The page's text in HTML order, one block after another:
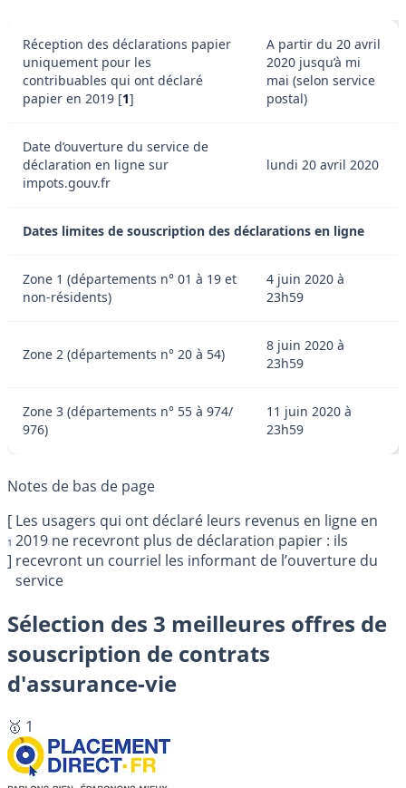
Réception des déclarations papier
uniquement pour les
contribuables qui ont déclaré
papier en 2019 [1]
A partir du 20 avril
2020 jusqu’à mi
mai (selon service
postal)
Date d’ouverture du service de
déclaration en ligne sur
impots.gouv.fr
lundi 20 avril 2020
Dates limites de souscription des déclarations en ligne
Zone 1 (départements n° 01 à 19 et
non-résidents)
4 juin 2020 à
23h59
Zone 2 (départements n° 20 à 54)
8 juin 2020 à
23h59
Zone 3 (départements n° 55 à 974/
976)
11 juin 2020 à
23h59
[
1
]
Les usagers qui ont déclaré leurs revenus en ligne en
2019 ne recevront plus de déclaration papier : ils
recevront un courriel les informant de l’ouverture du
service
Sélection des 3 meilleures offres de
souscription de contrats
d'assurance-vie
🥇 1